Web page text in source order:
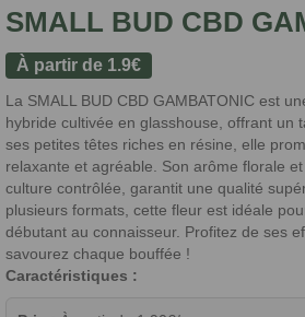
SMALL BUD CBD
À partir de 1.9€
La SMALL BUD CBD GAMBATONIC est
hybride cultivée en glasshouse, offrant un
ses petites têtes riches en résine, elle
relaxante et agréable. Son arôme florale
culture contrôlée, garantit une qualité
plusieurs formats, cette fleur est idéale
débutant au connaisseur. Profitez de ses
savourez chaque bouffée !
Caractéristiques :